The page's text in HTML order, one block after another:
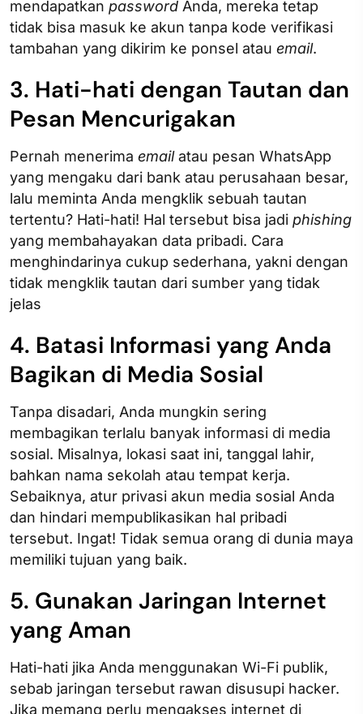
mendapatkan password Anda, mereka tetap
tidak bisa masuk ke akun tanpa kode verifikasi
tambahan yang dikirim ke ponsel atau email.
3. Hati-hati dengan Tautan dan
Pesan Mencurigakan
Pernah menerima emailatau pesan WhatsApp
yang mengaku dari bank atau perusahaan besar,
lalu meminta Anda mengklik sebuah tautan
tertentu? Hati-hati! Hal tersebut bisa jadi phishing
yang membahayakan data pribadi. Cara
menghindarinya cukup sederhana, yakni dengan
tidak mengklik tautan dari sumber yang tidak
jelas
4. Batasi Informasi yang Anda
Bagikan di Media Sosial
Tanpa disadari, Anda mungkin sering
membagikan terlalu banyak informasi di media
sosial. Misalnya, lokasi saat ini, tanggal lahir,
bahkan nama sekolah atau tempat kerja.
Sebaiknya, atur privasi akun media sosial Anda
dan hindari mempublikasikan hal pribadi
tersebut. Ingat! Tidak semua orang di dunia maya
memiliki tujuan yang baik.
5. Gunakan Jaringan Internet
yang Aman
Hati-hati jika Anda menggunakan Wi-Fi publik,
sebab jaringan tersebut rawan disusupi hacker.
Jika memang perlu mengakses internet di